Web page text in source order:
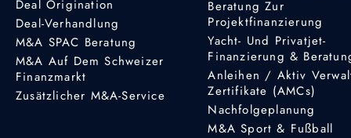
Deal Origination
Deal-Verhandlung
M&A SPAC Beratung
M&A Auf Dem Schweizer
Finanzmarkt
Zusätzlicher M&A-Service
Beratung Zur
Projektfinanzierung
Yacht- Und Privatjet-
Finanzierung &
Anleihen / Aktiv
Zertifikate (AMCs)
Nachfolgeplanung
M&A Sport & Fußball